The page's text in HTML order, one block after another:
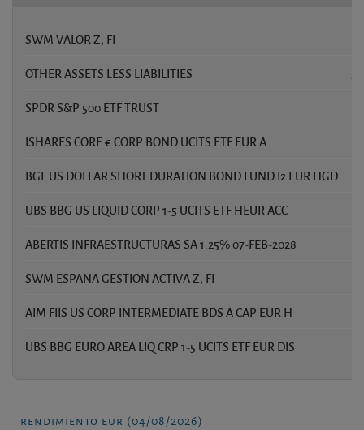
SWM VALOR Z, FI
OTHER ASSETS LESS LIABILITIES
SPDR S&P 500 ETF TRUST
ISHARES CORE € CORP BOND UCITS ETF EUR A
BGF US DOLLAR SHORT DURATION BOND FUND I2 EUR HGD
UBS BBG US LIQUID CORP 1-5 UCITS ETF HEUR ACC
ABERTIS INFRAESTRUCTURAS SA 1.25% 07-FEB-2028
SWM ESPANA GESTION ACTIVA Z, FI
AIM FIIS US CORP INTERMEDIATE BDS A CAP EUR H
UBS BBG EURO AREA LIQ CRP 1-5 UCITS ETF EUR DIS
rendimiento eur (04/08/2026)